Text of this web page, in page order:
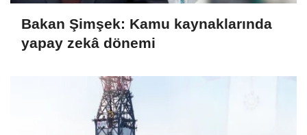
Bakan Şimşek: Kamu kaynaklarında
yapay zekâ dönemi